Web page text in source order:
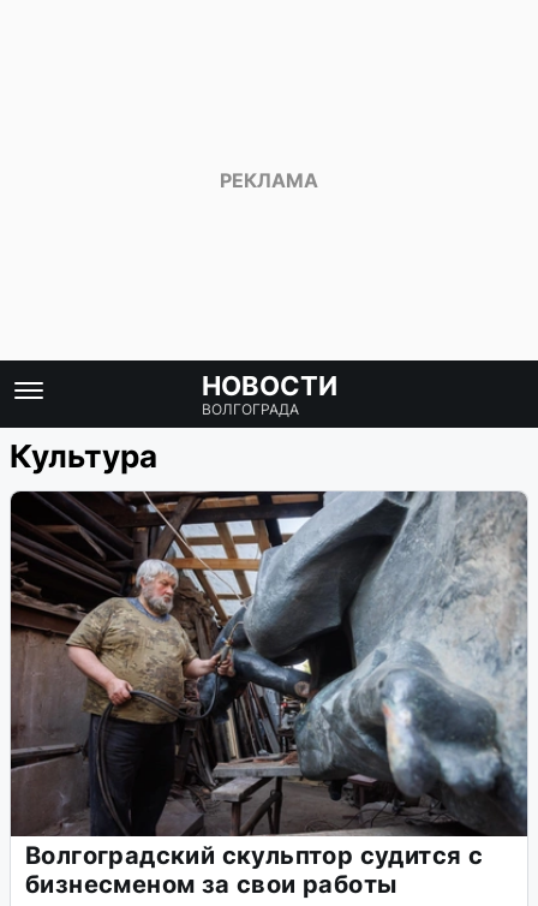
НОВОСТИ
ВОЛГОГРАДА
Культура
Волгоградский скульптор судится с
бизнесменом за свои работы